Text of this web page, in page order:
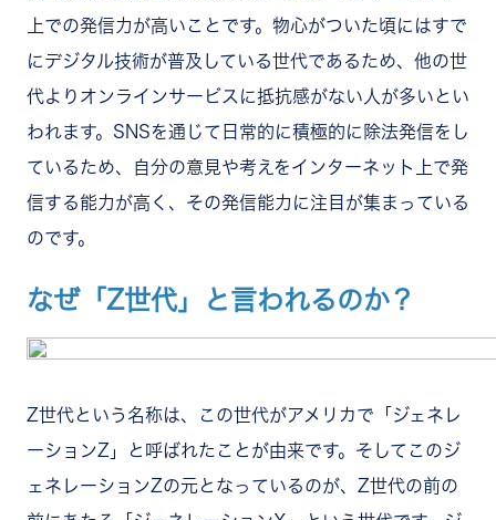
上での発信力が高いことです。物心がついた頃にはすで
にデジタル技術が普及している世代であるため、他の世
代よりオンラインサービスに抵抗感がない人が多いとい
われます。SNSを通じて日常的に積極的に除法発信をし
ているため、自分の意見や考えをインターネット上で発
信する能力が高く、その発信能力に注目が集まっている
のです。
なぜ「Z世代」と言われるのか？
Z世代という名称は、この世代がアメリカで「ジェネレ
ーションZ」と呼ばれたことが由来です。そしてこのジ
ェネレーションZの元となっているのが、Z世代の前の